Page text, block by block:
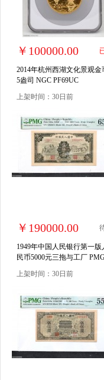
￥100000.00
2014年杭州西湖文化景观金
5盎司 NGC PF69UC
上架时间：30日前
￥190000.00
1949年中国人民银行第一版
民币5000元三拖与工厂
上架时间：30日前